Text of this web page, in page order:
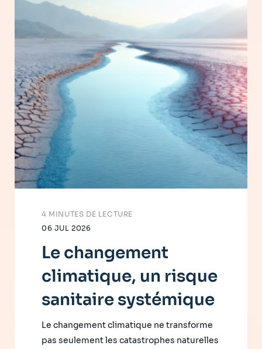
06 JUL 2026
4 MINUTES DE LECTURE
Le changement
climatique, un risque
sanitaire systémique
Le changement climatique ne transforme
pas seulement les catastrophes naturelles